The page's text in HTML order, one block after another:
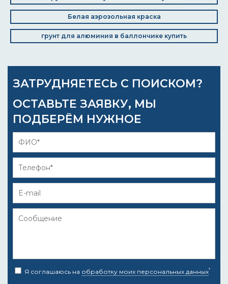
Белая аэрозольная краска
грунт для алюминия в баллончике купить
ЗАТРУДНЯЕТЕСЬ С ПОИСКОМ?
ОСТАВЬТЕ ЗАЯВКУ, МЫ
ПОДБЕРЁМ НУЖНОЕ
Я соглашаюсь на обработку моих персональных данных*